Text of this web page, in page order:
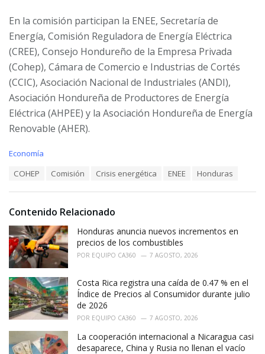
En la comisión participan la ENEE, Secretaría de
Energía, Comisión Reguladora de Energía Eléctrica
(CREE), Consejo Hondureño de la Empresa Privada
(Cohep), Cámara de Comercio e Industrias de Cortés
(CCIC), Asociación Nacional de Industriales (ANDI),
Asociación Hondureña de Productores de Energía
Eléctrica (AHPEE) y la Asociación Hondureña de Energía
Renovable (AHER).
C
r
i
e
s
:
Economía
:
COHEP Comisión Crisis energética ENEE Honduras
Contenido Relacionado
Honduras anuncia nuevos incrementos en
precios de los combustibles
POR EQUIPO CA360 7 AGOSTO, 2026
Costa Rica registra una caída de 0.47 % en el
Índice de Precios al Consumidor durante julio
de 2026
POR EQUIPO CA360 7 AGOSTO, 2026
La cooperación internacional a Nicaragua casi
desaparece, China y Rusia no llenan el vacío